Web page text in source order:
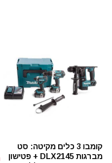
קומבו 3 כלים מקיטה: סט
מברגות DLX2145 + פטישון